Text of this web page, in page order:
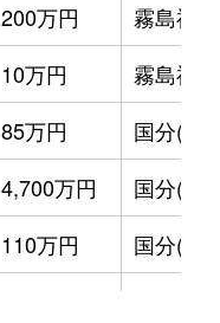
200万円
霧島神宮
10万円
霧島神宮
85万円
国分(鹿
4,700万円
国分(鹿
110万円
国分(鹿